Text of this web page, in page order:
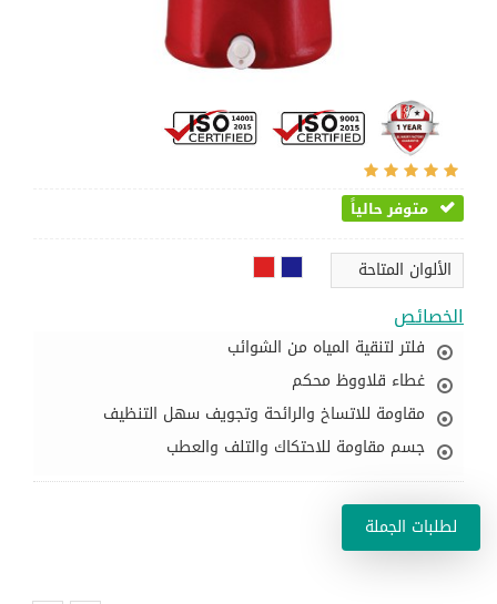
متوفر حالياً
الألوان المتاحة
الخصائص
فلتر لتنقية المياه من الشوائب
غطاء قلاووظ محكم
مقاومة للاتساخ والرائحة وتجويف سهل التنظيف
جسم مقاومة للاحتكاك والتلف والعطب
لطلبات الجملة